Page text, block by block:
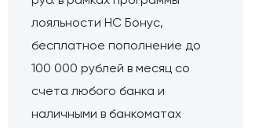
лояльности НС Бонус,
бесплатное пополнение до
100 000 рублей в месяц со
счета любого банка и
наличными в банкоматах